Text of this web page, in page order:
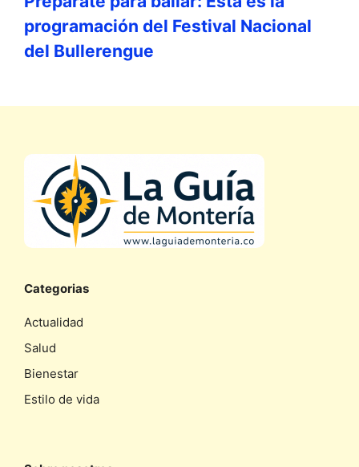
programación del Festival Nacional
del Bullerengue
Categorias
Actualidad
Salud
Bienestar
Estilo de vida